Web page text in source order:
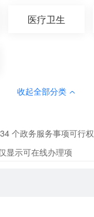
医疗卫生
收起全部分类
34 个政务服务事项可行权
显示可在线办理项